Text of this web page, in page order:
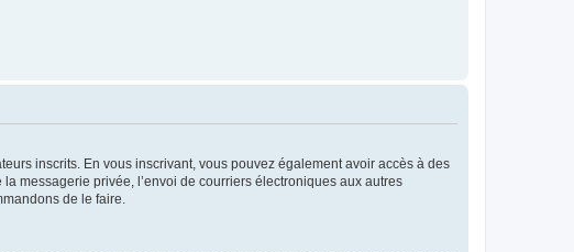
inscrits. En vous inscrivant, vous pouvez également avoir accès à des
messagerie privée, l’envoi de courriers électroniques aux autres
de le faire.